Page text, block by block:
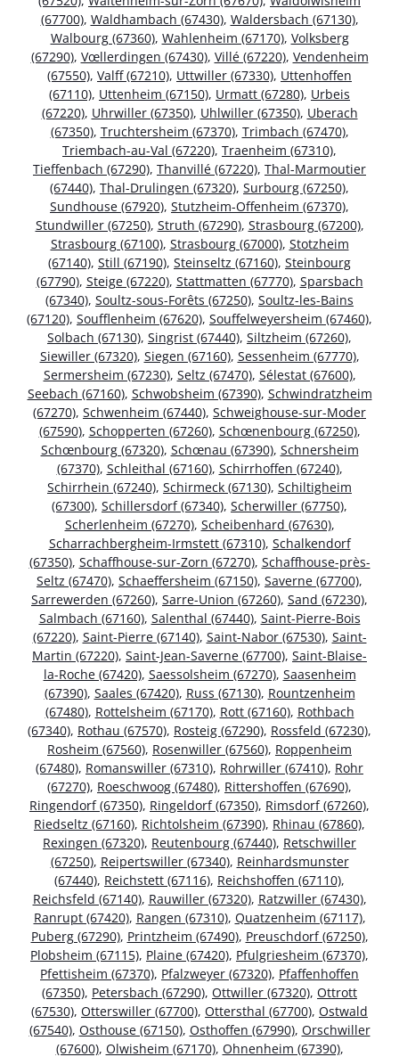
(67700), Waldhambach (67430), Waldersbach (67130),
Walbourg (67360), Wahlenheim (67170), Volksberg
(67290), Vœllerdingen (67430), Villé (67220), Vendenheim
(67550), Valff (67210), Uttwiller (67330), Uttenhoffen
(67110), Uttenheim (67150), Urmatt (67280), Urbeis
(67220), Uhrwiller (67350), Uhlwiller (67350), Uberach
(67350), Truchtersheim (67370), Trimbach (67470),
Triembach-au-Val (67220), Traenheim (67310),
Tieffenbach (67290), Thanvillé (67220), Thal-Marmoutier
(67440), Thal-Drulingen (67320), Surbourg (67250),
Sundhouse (67920), Stutzheim-Offenheim (67370),
Stundwiller (67250), Struth (67290), Strasbourg (67200),
Strasbourg (67100), Strasbourg (67000), Stotzheim
(67140), Still (67190), Steinseltz (67160), Steinbourg
(67790), Steige (67220), Stattmatten (67770), Sparsbach
(67340), Soultz-sous-Forêts (67250), Soultz-les-Bains
(67120), Soufflenheim (67620), Souffelweyersheim (67460),
Solbach (67130), Singrist (67440), Siltzheim (67260),
Siewiller (67320), Siegen (67160), Sessenheim (67770),
Sermersheim (67230), Seltz (67470), Sélestat (67600),
Seebach (67160), Schwobsheim (67390), Schwindratzheim
(67270), Schwenheim (67440), Schweighouse-sur-Moder
(67590), Schopperten (67260), Schœnenbourg (67250),
Schœnbourg (67320), Schœnau (67390), Schnersheim
(67370), Schleithal (67160), Schirrhoffen (67240),
Schirrhein (67240), Schirmeck (67130), Schiltigheim
(67300), Schillersdorf (67340), Scherwiller (67750),
Scherlenheim (67270), Scheibenhard (67630),
Scharrachbergheim-Irmstett (67310), Schalkendorf
(67350), Schaffhouse-sur-Zorn (67270), Schaffhouse-près-
Seltz (67470), Schaeffersheim (67150), Saverne (67700),
Sarrewerden (67260), Sarre-Union (67260), Sand (67230),
Salmbach (67160), Salenthal (67440), Saint-Pierre-Bois
(67220), Saint-Pierre (67140), Saint-Nabor (67530), Saint-
Martin (67220), Saint-Jean-Saverne (67700), Saint-Blaise-
la-Roche (67420), Saessolsheim (67270), Saasenheim
(67390), Saales (67420), Russ (67130), Rountzenheim
(67480), Rottelsheim (67170), Rott (67160), Rothbach
(67340), Rothau (67570), Rosteig (67290), Rossfeld (67230),
Rosheim (67560), Rosenwiller (67560), Roppenheim
(67480), Romanswiller (67310), Rohrwiller (67410), Rohr
(67270), Roeschwoog (67480), Rittershoffen (67690),
Ringendorf (67350), Ringeldorf (67350), Rimsdorf (67260),
Riedseltz (67160), Richtolsheim (67390), Rhinau (67860),
Rexingen (67320), Reutenbourg (67440), Retschwiller
(67250), Reipertswiller (67340), Reinhardsmunster
(67440), Reichstett (67116), Reichshoffen (67110),
Reichsfeld (67140), Rauwiller (67320), Ratzwiller (67430),
Ranrupt (67420), Rangen (67310), Quatzenheim (67117),
Puberg (67290), Printzheim (67490), Preuschdorf (67250),
Plobsheim (67115), Plaine (67420), Pfulgriesheim (67370),
Pfettisheim (67370), Pfalzweyer (67320), Pfaffenhoffen
(67350), Petersbach (67290), Ottwiller (67320), Ottrott
(67530), Otterswiller (67700), Ottersthal (67700), Ostwald
(67540), Osthouse (67150), Osthoffen (67990), Orschwiller
(67600), Olwisheim (67170), Ohnenheim (67390),